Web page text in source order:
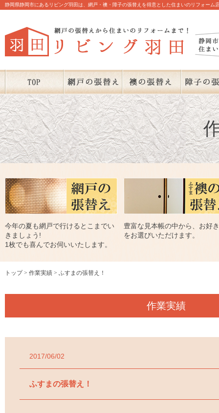
静岡県静岡市にあるリビング羽田は、網戸・襖・障子の張替えを得意とした住まいのリフォーム
今年の夏も網戸で行けるとこまでい
きましょう!
1枚でも喜んでお伺いいたします。
豊富な見本帳の中から、お好
をお選びいただけます。
トップ 作業実績 ふすまの張替え！
作業実績
2017/06/02
ふすまの張替え！